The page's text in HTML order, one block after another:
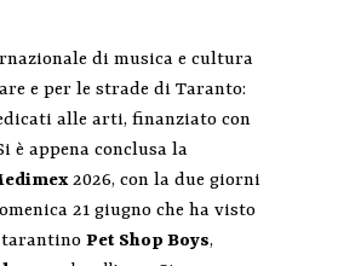
di musica e cultura
e per le strade di Taranto:
alle arti, finanziato con
è appena conclusa la
2026, con la due giorni
21 giugno che ha visto
Pet Shop Boys,